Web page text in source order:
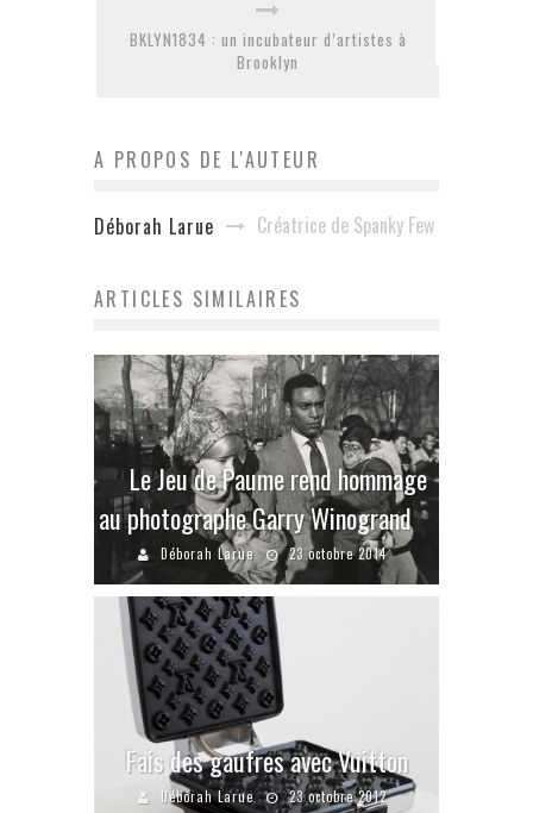
BKLYN1834 : un incubateur d’artistes à
Brooklyn
A PROPOS DE L'AUTEUR
Déborah Larue Créatrice de Spanky Few
ARTICLES SIMILAIRES
Le Jeu de Paume rend hommage
au photographe Garry Winogrand
Déborah Larue 23 octobre 2014
Fais des gaufres avec Vuitton
Déborah Larue 23 octobre 2012